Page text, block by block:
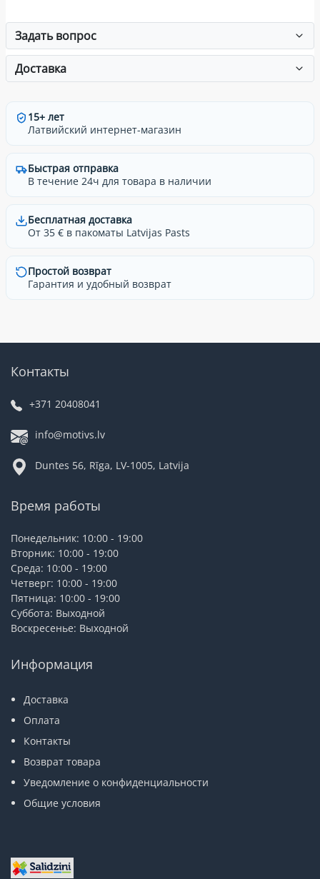
Задать вопрос
Доставка
15+ лет
Латвийский интернет-магазин
Быстрая отправка
В течение 24ч для товара в наличии
Бесплатная доставка
От 35 € в пакоматы Latvijas Pasts
Простой возврат
Гарантия и удобный возврат
Контакты
+371 20408041
info@motivs.lv
Duntes 56, Rīga, LV-1005, Latvija
Время работы
Понедельник: 10:00 - 19:00
Вторник: 10:00 - 19:00
Среда: 10:00 - 19:00
Четверг: 10:00 - 19:00
Пятница: 10:00 - 19:00
Суббота: Выходной
Воскресенье: Выходной
Информация
Доставка
Оплата
Контакты
Возврат товара
Уведомление о конфиденциальности
Общие условия